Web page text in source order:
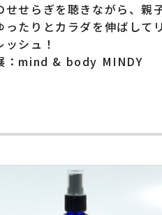
せせらぎを聴きながら、親
ったりとカラダを伸ばしてリ
ッシュ！
：mind & body MINDY